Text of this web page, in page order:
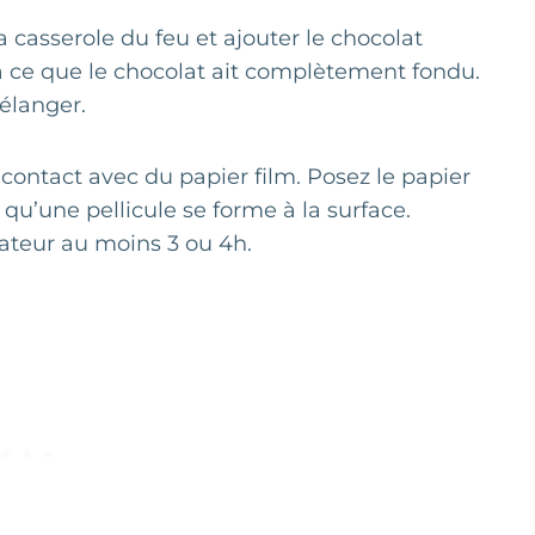
casserole du feu et ajouter le chocolat
que le chocolat ait complètement fondu.
avec du papier film. Posez le papier
pellicule se forme à la surface.
au moins 3 ou 4h.